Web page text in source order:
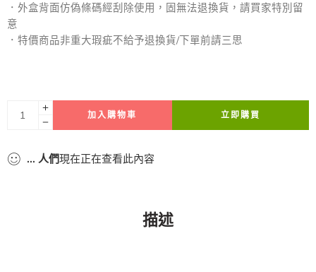
．外盒背面仿偽條碼經刮除使用，固無法退換貨，請買家特別留
意
．特價商品非重大瑕疵不給予退換貨/下單前請三思
加入購物車 立即購買
... 人們現在正在查看此內容
描述